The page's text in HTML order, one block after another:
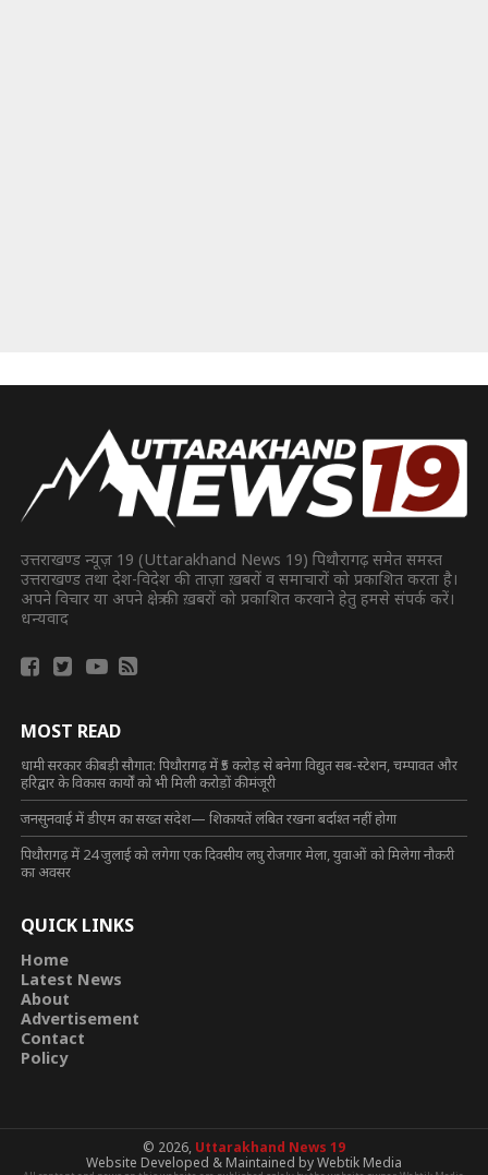
उत्तराखण्ड न्यूज़ 19 (Uttarakhand News 19) पिथौरागढ़ समेत समस्त
उत्तराखण्ड तथा देश-विदेश की ताज़ा ख़बरों व समाचारों को प्रकाशित करता है।
अपने विचार या अपने क्षेत्र की ख़बरों को प्रकाशित करवाने हेतु हमसे संपर्क करें।
धन्यवाद
MOST READ
धामी सरकार की बड़ी सौगात: पिथौरागढ़ में ₹5 करोड़ से बनेगा विद्युत सब-स्टेशन, चम्पावत और
हरिद्वार के विकास कार्यों को भी मिली करोड़ों की मंजूरी
जनसुनवाई में डीएम का सख्त संदेश— शिकायतें लंबित रखना बर्दाश्त नहीं होगा
पिथौरागढ़ में 24 जुलाई को लगेगा एक दिवसीय लघु रोजगार मेला, युवाओं को मिलेगा नौकरी
का अवसर
QUICK LINKS
Home
Latest News
About
Advertisement
Contact
Policy
© 2026, Uttarakhand News 19
Website Developed & Maintained by Webtik Media